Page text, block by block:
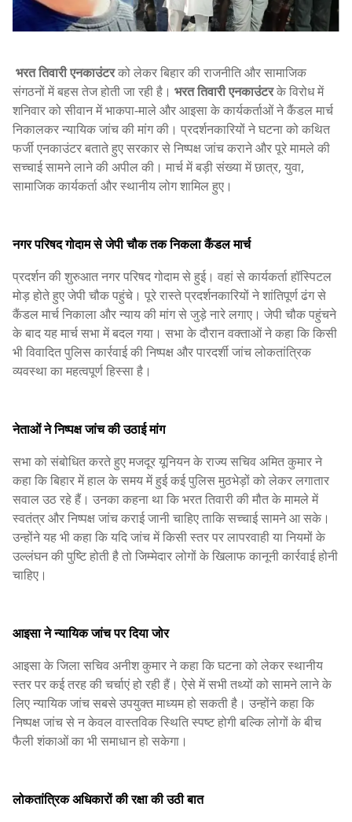
भरत तिवारी एनकाउंटरको लेकर बिहार की राजनीति और सामाजिक
संगठनों में बहस तेज होती जा रही है। भरत तिवारी एनकाउंटरके विरोध में
शनिवार को सीवान में भाकपा-माले और आइसा के कार्यकर्ताओं ने कैंडल मार्च
निकालकर न्यायिक जांच की मांग की। प्रदर्शनकारियों ने घटना को कथित
फर्जी एनकाउंटर बताते हुए सरकार से निष्पक्ष जांच कराने और पूरे मामले की
सच्चाई सामने लाने की अपील की। मार्च में बड़ी संख्या में छात्र, युवा,
सामाजिक कार्यकर्ता और स्थानीय लोग शामिल हुए।
नगर परिषद गोदाम से जेपी चौक तक निकला कैंडल मार्च
प्रदर्शन की शुरुआत नगर परिषद गोदाम से हुई। वहां से कार्यकर्ता हॉस्पिटल
मोड़ होते हुए जेपी चौक पहुंचे। पूरे रास्ते प्रदर्शनकारियों ने शांतिपूर्ण ढंग से
कैंडल मार्च निकाला और न्याय की मांग से जुड़े नारे लगाए। जेपी चौक पहुंचने
के बाद यह मार्च सभा में बदल गया। सभा के दौरान वक्ताओं ने कहा कि किसी
भी विवादित पुलिस कार्रवाई की निष्पक्ष और पारदर्शी जांच लोकतांत्रिक
व्यवस्था का महत्वपूर्ण हिस्सा है।
नेताओं ने निष्पक्ष जांच की उठाई मांग
सभा को संबोधित करते हुए मजदूर यूनियन के राज्य सचिव अमित कुमार ने
कहा कि बिहार में हाल के समय में हुई कई पुलिस मुठभेड़ों को लेकर लगातार
सवाल उठ रहे हैं। उनका कहना था कि भरत तिवारी की मौत के मामले में
स्वतंत्र और निष्पक्ष जांच कराई जानी चाहिए ताकि सच्चाई सामने आ सके।
उन्होंने यह भी कहा कि यदि जांच में किसी स्तर पर लापरवाही या नियमों के
उल्लंघन की पुष्टि होती है तो जिम्मेदार लोगों के खिलाफ कानूनी कार्रवाई होनी
चाहिए।
आइसा ने न्यायिक जांच पर दिया जोर
आइसा के जिला सचिव अनीश कुमार ने कहा कि घटना को लेकर स्थानीय
स्तर पर कई तरह की चर्चाएं हो रही हैं। ऐसे में सभी तथ्यों को सामने लाने के
लिए न्यायिक जांच सबसे उपयुक्त माध्यम हो सकती है। उन्होंने कहा कि
निष्पक्ष जांच से न केवल वास्तविक स्थिति स्पष्ट होगी बल्कि लोगों के बीच
फैली शंकाओं का भी समाधान हो सकेगा।
लोकतांत्रिक अधिकारों की रक्षा की उठी बात